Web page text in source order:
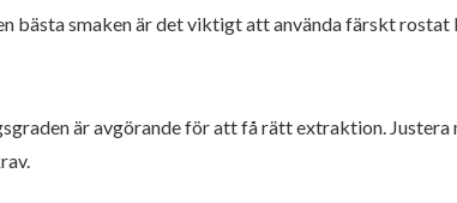
bästa smaken är det viktigt att använda färskt
är avgörande för att få rätt extraktion.